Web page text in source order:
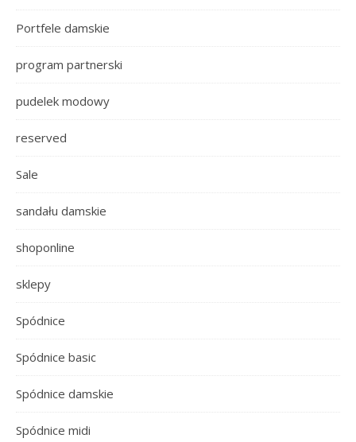
Portfele damskie
program partnerski
pudelek modowy
reserved
Sale
sandału damskie
shoponline
sklepy
Spódnice
Spódnice basic
Spódnice damskie
Spódnice midi